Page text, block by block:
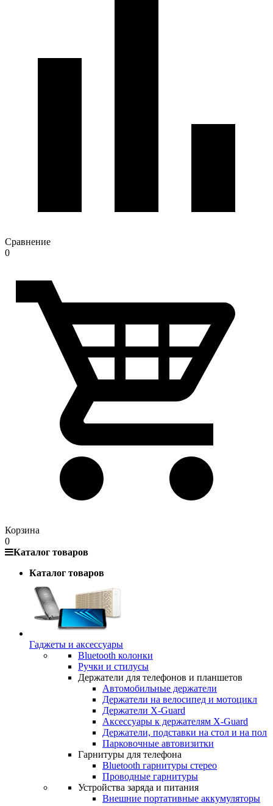
Сравнение
0
Корзина
0
Каталог товаров
Каталог товаров
Гаджеты и аксессуары
Bluetooth колонки
Ручки и стилусы
Держатели для телефонов и планшетов
Автомобильные держатели
Держатели на велосипед и мотоцикл
Держатели X-Guard
Аксессуары к держателям X-Guard
Держатели, подставки на стол и на пол
Парковочные автовизитки
Гарнитуры для телефона
Bluetooth гарнитуры стерео
Проводные гарнитуры
Устройства заряда и питания
Внешние портативные аккумуляторы